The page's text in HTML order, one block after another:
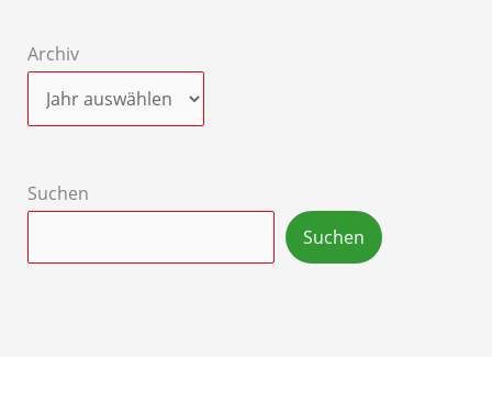
Archiv
Suchen
Suchen